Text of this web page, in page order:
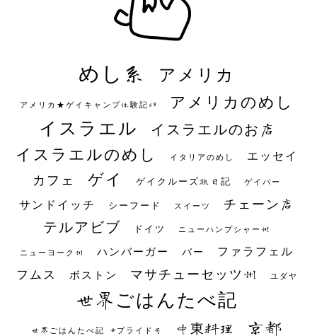
めし系 アメリカ
アメリカ★ゲイキャンプ体験記S3 アメリカのめし
イスラエル イスラエルのお店
イスラエルのめし イタリアのめし エッセイ
カフェ ゲイ ゲイクルーズ旅日記 ゲイバー
サンドイッチ シーフード スイーツ チェーン店
テルアビブ ドイツ ニューハンプシャー州
ニューヨーク州 ハンバーガー バー ファラフェル
フムス ボストン マサチューセッツ州 ユダヤ
世界ごはんたべ記
世界ごはんたべ記 #プライド号 中東料理 京都